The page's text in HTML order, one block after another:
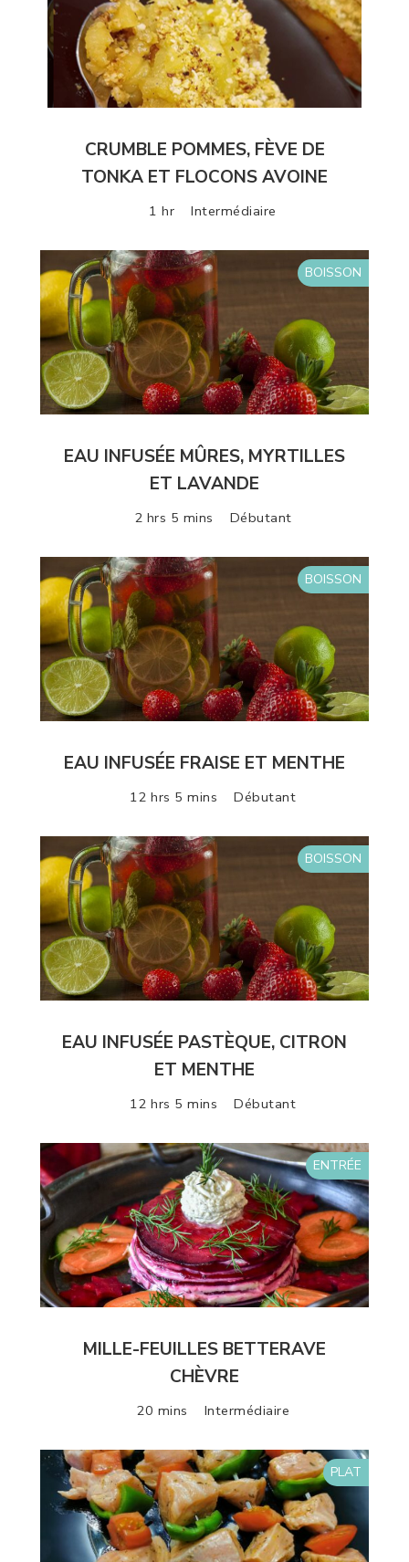
CRUMBLE POMMES, FÈVE DE
TONKA ET FLOCONS AVOINE
1 hr Intermédiaire
BOISSON
EAU INFUSÉE MÛRES, MYRTILLES
ET LAVANDE
2 hrs 5 mins Débutant
BOISSON
EAU INFUSÉE FRAISE ET MENTHE
12 hrs 5 mins Débutant
BOISSON
EAU INFUSÉE PASTÈQUE, CITRON
ET MENTHE
12 hrs 5 mins Débutant
ENTRÉE
MILLE-FEUILLES BETTERAVE
CHÈVRE
20 mins Intermédiaire
PLAT